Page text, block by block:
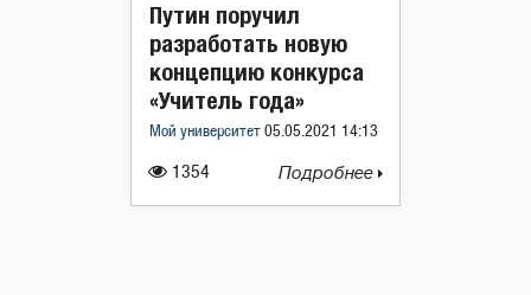
1354
Путин поручил
разработать новую
концепцию конкурса
«Учитель года»
Мой университет 05.05.2021 14:13
Подробнее